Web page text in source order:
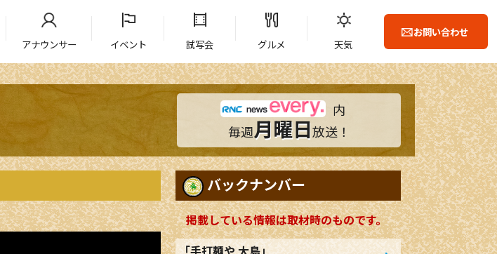
アナウンサー イベント 試写会 グルメ 天気
お問い合わせ
内
毎週月曜日放送！
バックナンバー
掲載している情報は取材時のものです。
「手打麺や 大島」